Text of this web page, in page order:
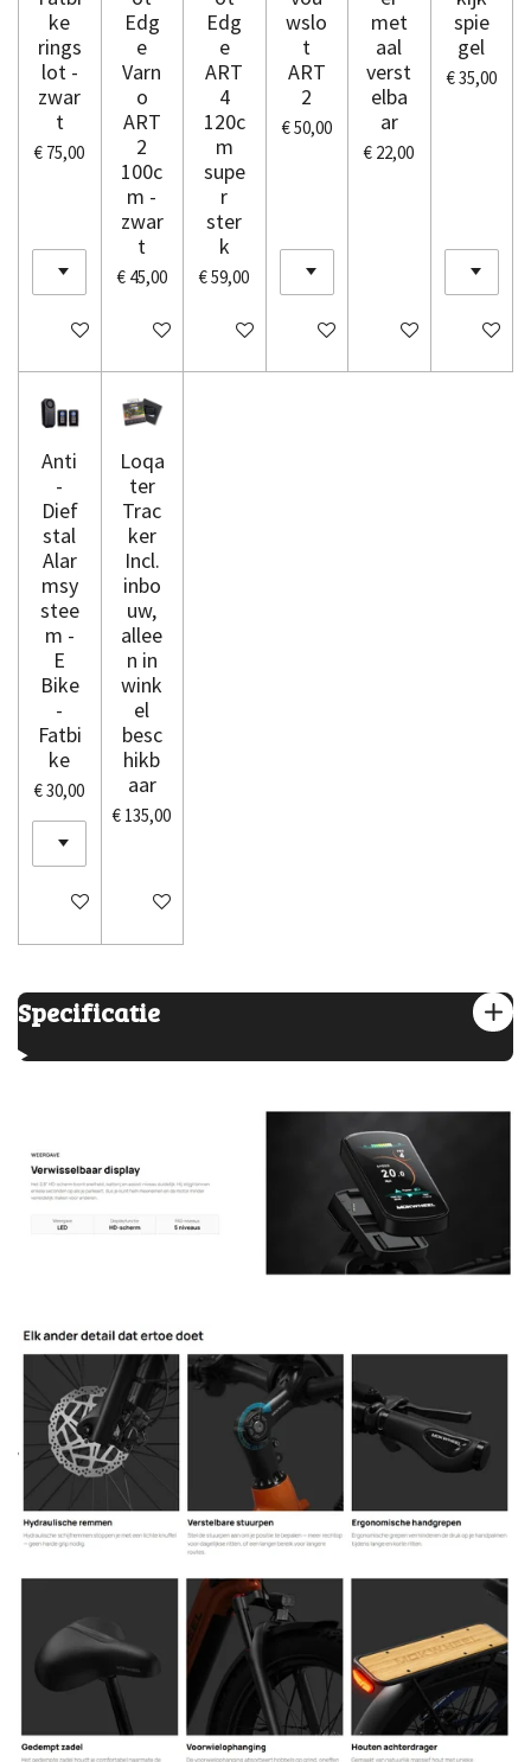
ke
rings
lot -
zwar
t
€ 75,00
In winkelwagen
Edg
e
Varn
o
ART
2
100c
m -
zwar
t
€ 45,00
In winkelwagen
Edg
e
ART
4
120c
m
supe
r
ster
k
€ 59,00
In winkelwagen
wslo
t
ART
2
€ 50,00
In winkelwagen
met
aal
verst
elba
ar
€ 22,00
In winkelwagen
spie
gel
€ 35,00
In
Anti
-
Dief
stal
Alar
msy
stee
m -
E
Bike
-
Fatbi
ke
€ 30,00
In winkelwagen
Loqa
ter
Trac
ker
Incl.
inbo
uw,
allee
n in
wink
el
besc
hikb
aar
€ 135,00
In winkelwagen
Specificatie